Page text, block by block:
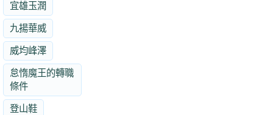
宜雄玉潤
九揚華威
威均峰澤
怠惰魔王的轉職
條件
登山鞋